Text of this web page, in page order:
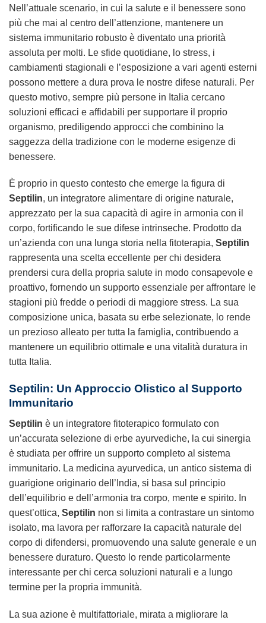
Nell’attuale scenario, in cui la salute e il benessere sono
più che mai al centro dell’attenzione, mantenere un
sistema immunitario robusto è diventato una priorità
assoluta per molti. Le sfide quotidiane, lo stress, i
cambiamenti stagionali e l’esposizione a vari agenti esterni
possono mettere a dura prova le nostre difese naturali. Per
questo motivo, sempre più persone in Italia cercano
soluzioni efficaci e affidabili per supportare il proprio
organismo, prediligendo approcci che combinino la
saggezza della tradizione con le moderne esigenze di
benessere.
È proprio in questo contesto che emerge la figura di
Septilin, un integratore alimentare di origine naturale,
apprezzato per la sua capacità di agire in armonia con il
corpo, fortificando le sue difese intrinseche. Prodotto da
un’azienda con una lunga storia nella fitoterapia, Septilin
rappresenta una scelta eccellente per chi desidera
prendersi cura della propria salute in modo consapevole e
proattivo, fornendo un supporto essenziale per affrontare le
stagioni più fredde o periodi di maggiore stress. La sua
composizione unica, basata su erbe selezionate, lo rende
un prezioso alleato per tutta la famiglia, contribuendo a
mantenere un equilibrio ottimale e una vitalità duratura in
tutta Italia.
Septilin: Un Approccio Olistico al Supporto
Immunitario
Septilin è un integratore fitoterapico formulato con
un’accurata selezione di erbe ayurvediche, la cui sinergia
è studiata per offrire un supporto completo al sistema
immunitario. La medicina ayurvedica, un antico sistema di
guarigione originario dell’India, si basa sul principio
dell’equilibrio e dell’armonia tra corpo, mente e spirito. In
quest’ottica, Septilin non si limita a contrastare un sintomo
isolato, ma lavora per rafforzare la capacità naturale del
corpo di difendersi, promuovendo una salute generale e un
benessere duraturo. Questo lo rende particolarmente
interessante per chi cerca soluzioni naturali e a lungo
termine per la propria immunità.
La sua azione è multifattoriale, mirata a migliorare la